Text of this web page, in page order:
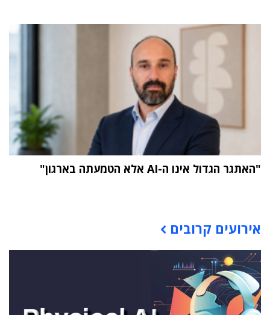
"האתגר הגדול אינו ה-AI אלא הטמעתה בארגון"
אירועים קרובים